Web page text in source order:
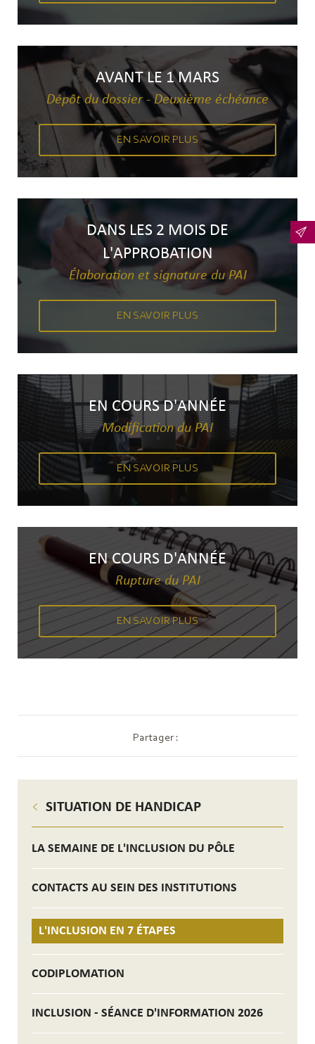
SITUATION DE HANDICAP
LA SEMAINE DE L'INCLUSION DU PÔLE
CONTACTS AU SEIN DES INSTITUTIONS
L'INCLUSION EN 7 ÉTAPES
CODIPLOMATION
INCLUSION - SÉANCE D'INFORMATION 2026
AVANT LE 1 MARS
Dépôt du dossier - Deuxième échéance
EN SAVOIR PLUS
DANS LES 2 MOIS DE
L'APPROBATION
Élaboration et signature du PAI
EN SAVOIR PLUS
EN COURS D'ANNÉE
Modification du PAI
EN SAVOIR PLUS
EN COURS D'ANNÉE
Rupture du PAI
EN SAVOIR PLUS
Partager :